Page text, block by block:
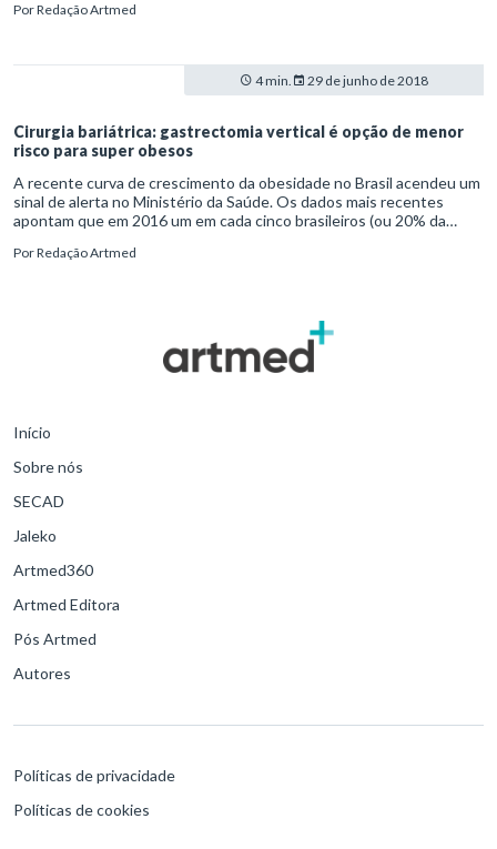
PorRedação Artmed
4 min. 29 de junho de 2018
Cirurgia bariátrica: gastrectomia vertical é opção de menor
risco para super obesos
A recente curva de crescimento da obesidade no Brasil acendeu um
sinal de alerta no Ministério da Saúde. Os dados mais recentes
apontam que em 2016 um em cada cinco brasileiros (ou 20% da
massa acima de 30 kg/m2. Nessa conjuntura, a cirurgia bariátrica
PorRedação Artmed
Início
Sobre nós
SECAD
Jaleko
Artmed360
Artmed Editora
Pós Artmed
Autores
Políticas de privacidade
Políticas de cookies